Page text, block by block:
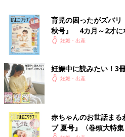
「妊娠25週3日でした。おなかの
思っていたら、医師が真剣な顔つ
て…。“赤ちゃん、大きくなってます
っていたら、“やはり赤ちゃんが小
ん）
結衣ちゃんの体重は、胎児発育曲線
す。
育児の困ったがズバ
秋号』 4カ月～2才に
いっぱい！
妊娠・出産
妊娠中に読みたい！3
妊娠・出産
赤ちゃんのお世話まる
ブ 夏号』〈巻頭大特